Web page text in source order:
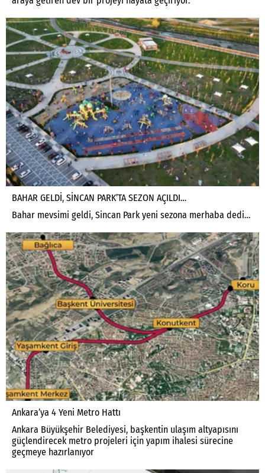
BAHAR GELDİ, SİNCAN PARK’TA SEZON AÇILDI…
Bahar mevsimi geldi, Sincan Park yeni sezona merhaba dedi…
Ankara’ya 4 Yeni Metro Hattı
Ankara Büyükşehir Belediyesi, başkentin ulaşım altyapısını
güçlendirecek metro projeleri için yapım ihalesi sürecine
geçmeye hazırlanıyor